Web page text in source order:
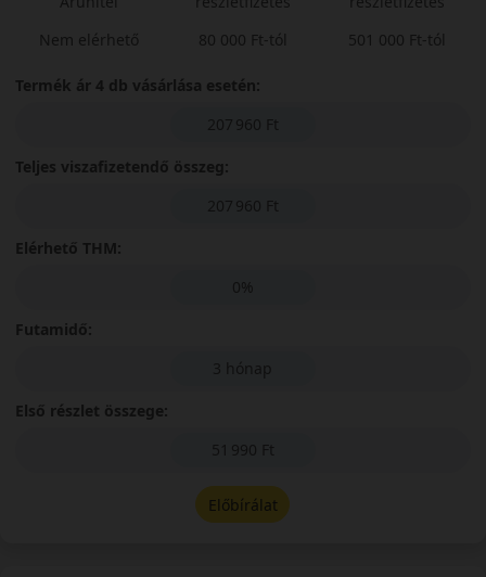
Nem elérhető
80 000 Ft-tól
501 000 Ft-tól
Termék ár 4 db vásárlása esetén:
207 960 Ft
Teljes viszafizetendő összeg:
207 960 Ft
Elérhető THM:
0%
Futamidő:
3 hónap
Első részlet összege:
51 990 Ft
Előbírálat